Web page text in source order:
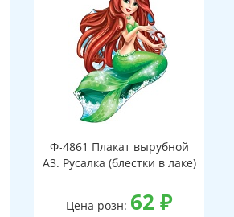
Ф-4861 Плакат вырубной
А3. Русалка (блестки в лаке)
Цена розн: 62₽